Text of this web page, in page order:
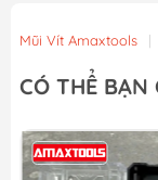
Mũi Vít Amaxtools |
CÓ THỂ BẠN